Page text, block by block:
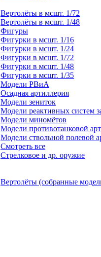
Вертолёты в мсшт. 1/72
Вертолёты в мсшт. 1/48
Фигуры
Фигурки в мсшт. 1/16
Фигурки в мсшт. 1/24
Фигурки в мсшт. 1/72
Фигурки в мсшт. 1/48
Фигурки в мсшт. 1/35
Модели РВиА
Осадная артиллерия
Модели зениток
Модели реактивных систем
Модели миномётов
Модели противотанковой
Модели ствольной полевой
Смотреть все
Стрелковое и др. оружие
Вертолёты (собранные